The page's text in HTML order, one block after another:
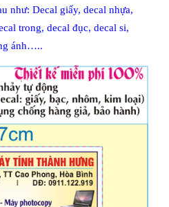
như: Decal giấy, decal nhựa,
trong, decal đục, decal si,
ánh…..